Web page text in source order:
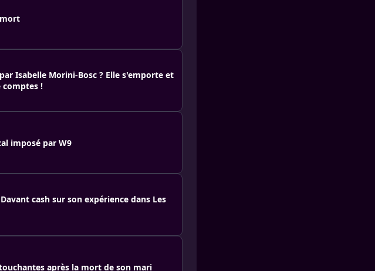
Isabelle Morini-Bosc ? Elle s'emporte et
!
imposé par W9
cash sur son expérience dans Les
après la mort de son mari